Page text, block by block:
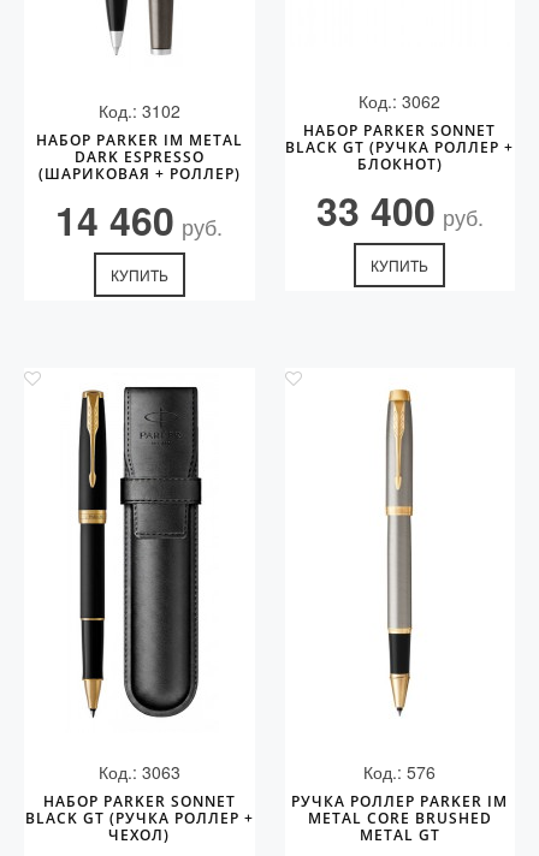
Код.: 3102
НАБОР PARKER IM METAL
DARK ESPRESSO
(ШАРИКОВАЯ + РОЛЛЕР)
14 460 руб.
КУПИТЬ
Код.: 3062
НАБОР PARKER SONNET
BLACK GT (РУЧКА РОЛЛЕР +
БЛОКНОТ)
33 400 руб.
КУПИТЬ
Код.: 3063
НАБОР PARKER SONNET
BLACK GT (РУЧКА РОЛЛЕР +
ЧЕХОЛ)
Код.: 576
РУЧКА РОЛЛЕР PARKER IM
METAL CORE BRUSHED
METAL GT